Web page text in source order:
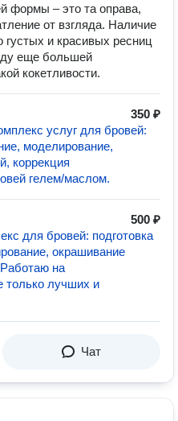
формы – это та оправа,
от взгляда. Наличие
и красивых ресниц
еще большей
кокетливости.
350 ₽
услуг для бровей:
моделирование,
коррекция
гелем/маслом.
500 ₽
для бровей: подготовка
окрашивание
на
только лучших и
Чат